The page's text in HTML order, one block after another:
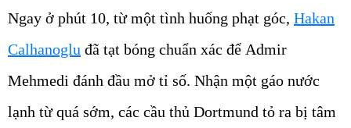
Ngay ở phút 10, từ một tình huống phạt góc, Hakan
Calhanoglu đã tạt bóng chuẩn xác để Admir
Mehmedi đánh đầu mở tỉ số. Nhận một gáo nước
lạnh từ quá sớm, các cầu thủ Dortmund tỏ ra bị tâm